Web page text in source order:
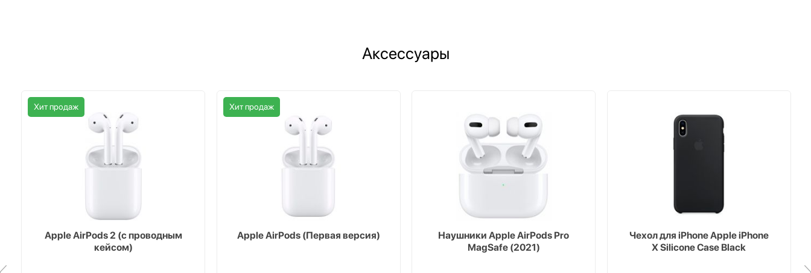
Аксессуары
Хит продаж
Apple AirPods 2 (с проводным
кейсом)
Хит продаж
Apple AirPods (Первая версия)
Наушники Apple AirPods Pro
MagSafe (2021)
Чехол для iPhone Apple iPhone
X Silicone Case Black